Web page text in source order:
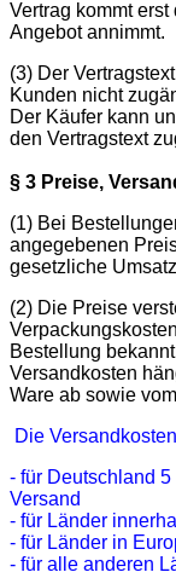
Vertrag kommt
Angebot annimmt.
(3) Der
Kunden nicht
Der Käufer kann
den Vertragstext
§ 3 Preise,
(1) Bei
angegebenen
gesetzliche
(2) Die Preise
Bestellung
Versandkosten
Ware ab sowie
Die
- für Deutschland
Versand
- für Länder
- für Länder in
- für alle anderen